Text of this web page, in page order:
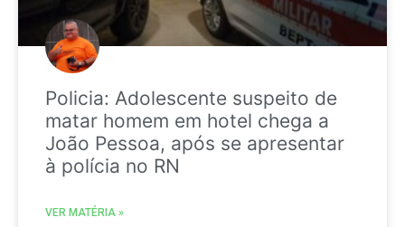
Policia: Adolescente suspeito de
matar homem em hotel chega a
João Pessoa, após se apresentar
à polícia no RN
VER MATÉRIA »